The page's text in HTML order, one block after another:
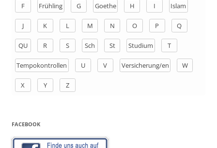
F Frühling G Goethe H I Islam
J K L M N O P Q
QU R S Sch St Studium T
Tempokontrollen U V Versicherung/en W
X Y Z
FACEBOOK